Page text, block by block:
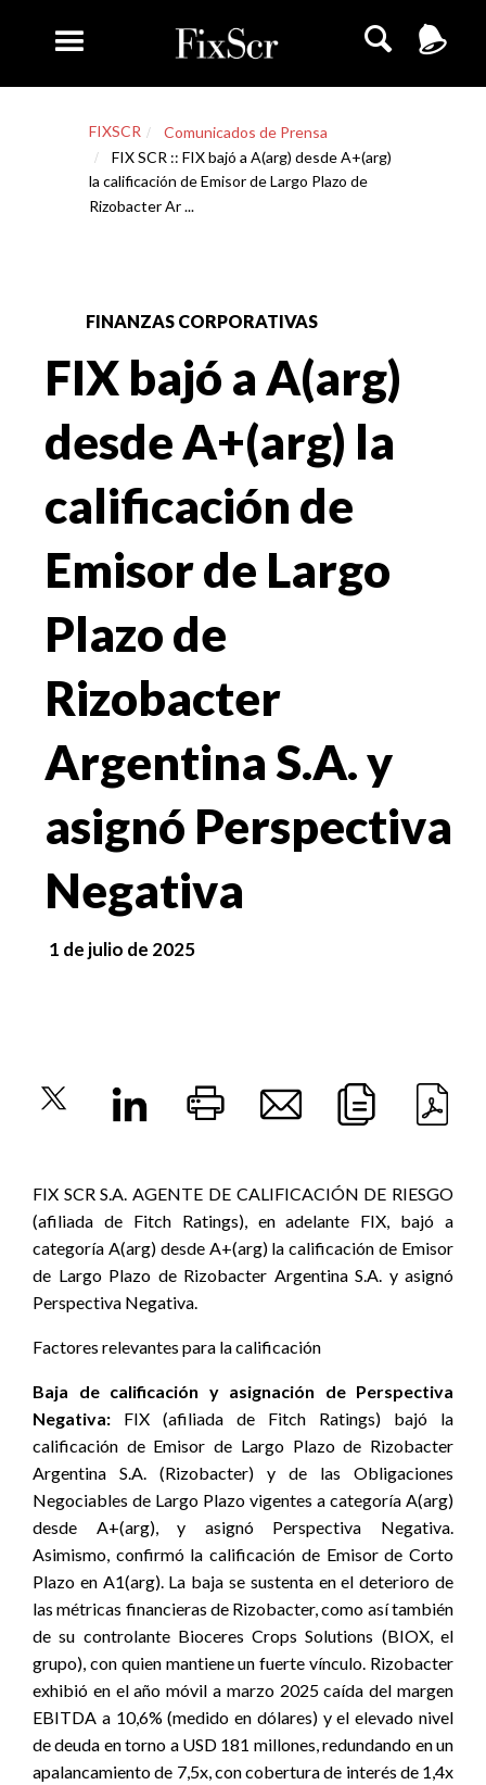
FIXSCR
Comunicados de Prensa
FIX SCR :: FIX bajó a A(arg) desde A+(arg)
la calificación de Emisor de Largo Plazo de
Rizobacter Ar ...
FINANZAS CORPORATIVAS
FIX bajó a A(arg)
desde A+(arg) la
calificación de
Emisor de Largo
Plazo de
Rizobacter
Argentina S.A. y
asignó Perspectiva
Negativa
1 de julio de 2025
FIX SCR S.A. AGENTE DE CALIFICACIÓN DE RIESGO
(afiliada de Fitch Ratings), en adelante FIX, bajó a
categoría A(arg) desde A+(arg) la calificación de Emisor
de Largo Plazo de Rizobacter Argentina S.A. y asignó
Perspectiva Negativa.
Factores relevantes para la calificación
Baja de calificación y asignación de Perspectiva
Negativa: FIX (afiliada de Fitch Ratings) bajó la
calificación de Emisor de Largo Plazo de Rizobacter
Argentina S.A. (Rizobacter) y de las Obligaciones
Negociables de Largo Plazo vigentes a categoría A(arg)
desde A+(arg), y asignó Perspectiva Negativa.
Asimismo, confirmó la calificación de Emisor de Corto
Plazo en A1(arg). La baja se sustenta en el deterioro de
las métricas financieras de Rizobacter, como así también
de su controlante Bioceres Crops Solutions (BIOX, el
grupo), con quien mantiene un fuerte vínculo. Rizobacter
exhibió en el año móvil a marzo 2025 caída del margen
EBITDA a 10,6% (medido en dólares) y el elevado nivel
de deuda en torno a USD 181 millones, redundando en un
apalancamiento de 7,5x, con cobertura de interés de 1,4x